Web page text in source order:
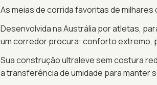
As meias de corrida favoritas de
Desenvolvida na Austrália por atletas,
um corredor procura: conforto extremo,
Sua construção ultraleve sem costura
a transferência de umidade para manter